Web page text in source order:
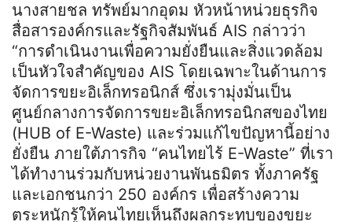
นางสายชล ทรัพย์มากอุดม หัวหน้าหน่วยธุรกิจ
สื่อสารองค์กรและรัฐกิจสัมพันธ์ AIS กล่าวว่า
“การดำเนินงานเพื่อความยั่งยืนและสิ่งแวดล้อม
เป็นหัวใจสำคัญของ AIS โดยเฉพาะในด้านการ
จัดการขยะอิเล็กทรอนิกส์ ซึ่งเรามุ่งมั่นเป็น
ศูนย์กลางการจัดการขยะอิเล็กทรอนิกสของไทย
(HUB of E-Waste) และร่วมแก้ไขปัญหานี้อย่าง
ยั่งยืน ภายใต้ภารกิจ “คนไทยไร้ E-Waste” ที่เรา
ได้ทำงานร่วมกับหน่วยงานพันธมิตร ทั้งภาครัฐ
และเอกชนกว่า 250 องค์กร เพื่อสร้างความ
ตระหนักรู้ให้คนไทยเห็นถึงผลกระทบของขยะ